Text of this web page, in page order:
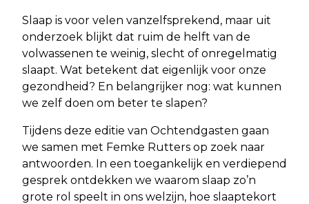
Slaap is voor velen vanzelfsprekend, maar uit
onderzoek blijkt dat ruim de helft van de
volwassenen te weinig, slecht of onregelmatig
slaapt. Wat betekent dat eigenlijk voor onze
gezondheid? En belangrijker nog: wat kunnen
we zelf doen om beter te slapen?
Tijdens deze editie van Ochtendgasten gaan
we samen met Femke Rutters op zoek naar
antwoorden. In een toegankelijk en verdiepend
gesprek ontdekken we waarom slaap zo’n
grote rol speelt in ons welzijn, hoe slaaptekort